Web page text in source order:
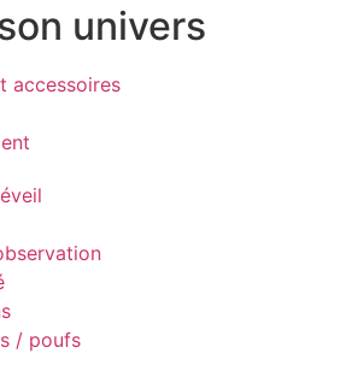
univers
accessoires
/ poufs